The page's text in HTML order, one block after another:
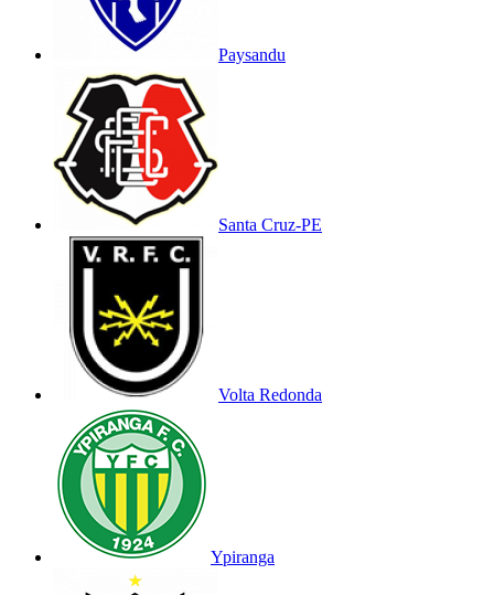
Paysandu
Santa Cruz-PE
Volta Redonda
Ypiranga